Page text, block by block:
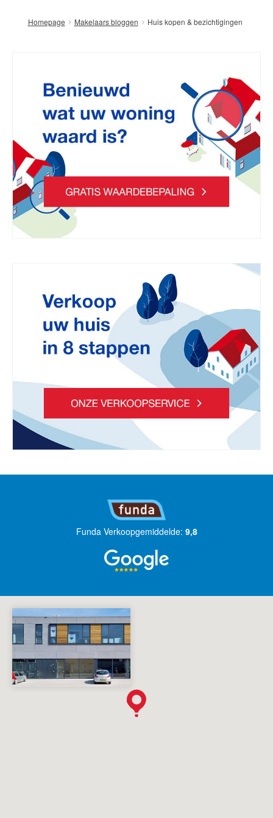
Homepage Makelaars bloggen Huis kopen & bezichtigingen
Funda Verkoopgemiddelde: 9,8